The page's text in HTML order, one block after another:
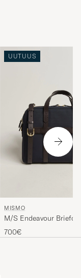
UUTUUS
MISMO
M/S Endeavour
Navy/Dark Brown
700€